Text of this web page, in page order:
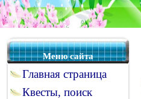
Меню сайта
Главная страница
Квесты, поиск